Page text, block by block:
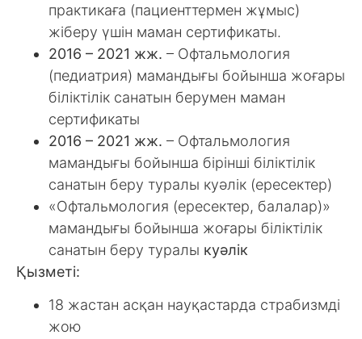
практикаға (пациенттермен жұмыс)
жіберу үшін маман сертификаты.
2016 – 2021 жж. – Офтальмология
(педиатрия) мамандығы бойынша жоғары
біліктілік санатын берумен маман
сертификаты
2016 – 2021 жж. – Офтальмология
мамандығы бойынша бірінші біліктілік
санатын беру туралы куәлік (ересектер)
«Офтальмология (ересектер, балалар)»
мамандығы бойынша жоғары біліктілік
санатын беру туралы куәлік
Қызметі:
18 жастан асқан науқастарда страбизмді
жою